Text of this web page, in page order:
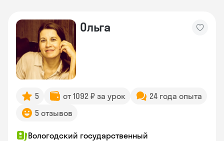
Ольга
5 от 1092 ₽ за урок
24 года опыта
5 отзывов
Вологодский государственный